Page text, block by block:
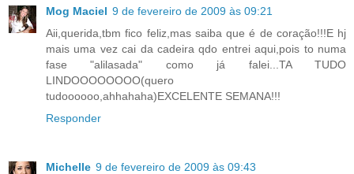
Mog Maciel 9 de fevereiro de 2009 às 09:21
Aii,querida,tbm fico feliz,mas saiba que é de coração!!!E hj
mais uma vez cai da cadeira qdo entrei aqui,pois to numa
fase "alilasada" como já falei...TA TUDO
LINDOOOOOOOO(quero
tudoooooo,ahhahaha)EXCELENTE SEMANA!!!
Responder
Michelle 9 de fevereiro de 2009 às 09:43